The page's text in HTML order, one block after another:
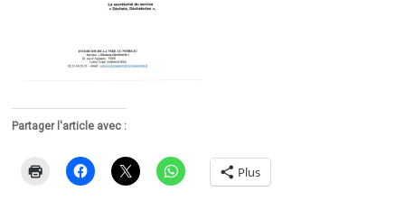
Partager l'article avec :
Plus